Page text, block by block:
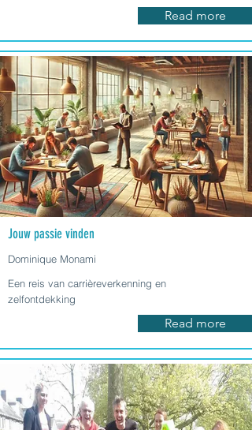
Read more
Jouw passie vinden
Dominique Monami
Een reis van carrièreverkenning en
zelfontdekking
Read more